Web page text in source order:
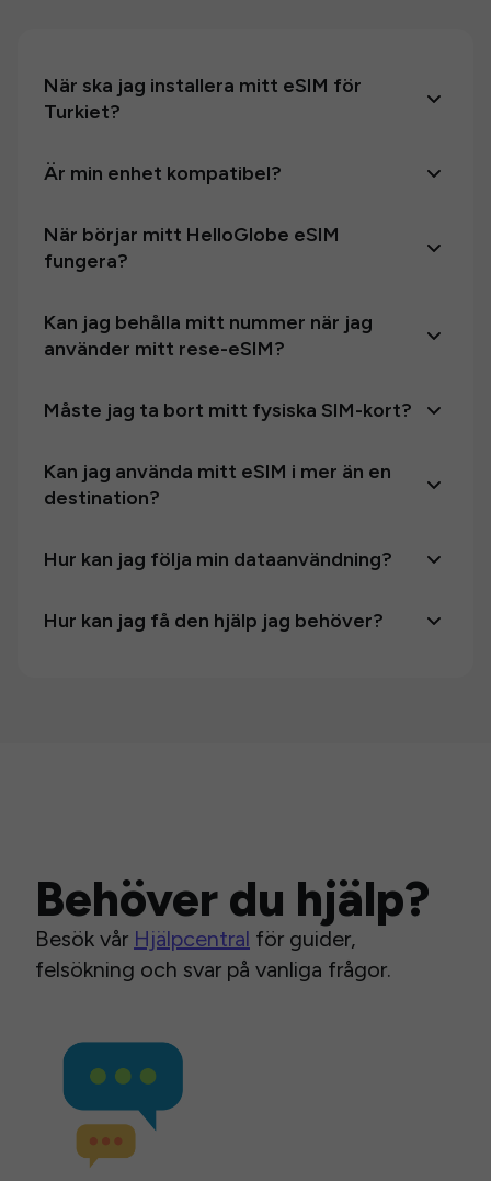
När ska jag installera mitt eSIM för
Turkiet?
Är min enhet kompatibel?
När börjar mitt HelloGlobe eSIM
fungera?
Kan jag behålla mitt nummer när jag
använder mitt rese-eSIM?
Måste jag ta bort mitt fysiska SIM-kort?
Kan jag använda mitt eSIM i mer än en
destination?
Hur kan jag följa min dataanvändning?
Hur kan jag få den hjälp jag behöver?
Behöver du hjälp?
Besök vår Hjälpcentral för guider,
felsökning och svar på vanliga frågor.